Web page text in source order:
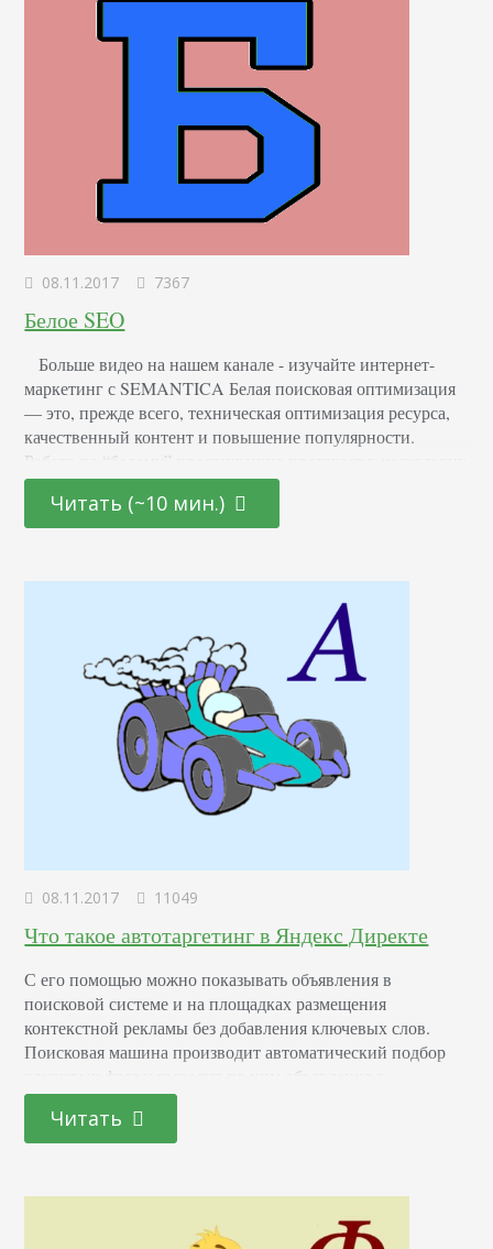
08.11.2017 7367
Белое SEO
Больше видео на нашем канале - изучайте интернет-
маркетинг с SEMANTICA Белая поисковая оптимизация
— это, прежде всего, техническая оптимизация ресурса,
качественный контент и повышение популярности.
Работа по “белому” продвижению протекает в нескольких
направлениях. Сразу следует отметить, что белое
продвижение - процесс очень трудный и долгий. Вы не
ощутите моментального результата. Но все усилия будут
Читать (~10 мин.)
08.11.2017 11049
Что такое автотаргетинг в Яндекс Директе
С его помощью можно показывать объявления в
поисковой системе и на площадках размещения
контекстной рекламы без добавления ключевых слов.
Поисковая машина производит автоматический подбор
ключевых фраз и выводит по ним объявления в
соответствии с тематикой и содержанием рекламного
текста. Принцип работы автотаргетинга Инструмент
доступен в поисковой выдаче и РСЯ. Ключевые слова
Системе необходимо несколько…
Читать